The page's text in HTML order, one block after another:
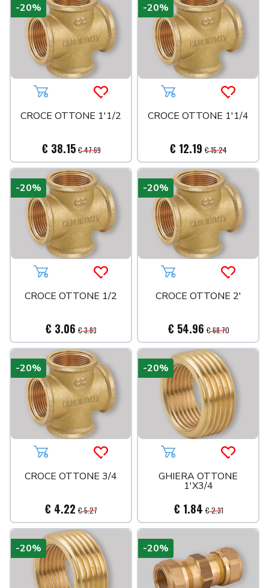
Aggiungi al carrelloAcquista più tardi
CROCE OTTONE 1'1/2
€ 38.15 € 47.69
-20%
Aggiungi al carrello
CROCE OTTONE 1'1/4
€ 12.19 € 15.24
-20%
Aggiungi al carrelloAcquista più tardi
CROCE OTTONE 1/2
€ 3.06 € 3.83
-20%
Aggiungi al carrello
CROCE OTTONE 2'
€ 54.96 € 68.70
-20%
Aggiungi al carrelloAcquista più tardi
CROCE OTTONE 3/4
€ 4.22 € 5.27
-20%
Aggiungi al carrello
GHIERA OTTONE
1'X3/4
€ 1.84 € 2.31
-20%
-20% -20%